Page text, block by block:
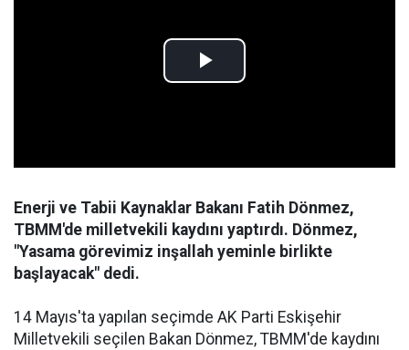
Enerji ve Tabii Kaynaklar Bakanı Fatih Dönmez,
TBMM'de milletvekili kaydını yaptırdı. Dönmez,
"Yasama görevimiz inşallah yeminle birlikte
başlayacak" dedi.
14 Mayıs'ta yapılan seçimde AK Parti Eskişehir
Milletvekili seçilen Bakan Dönmez, TBMM'de kaydını